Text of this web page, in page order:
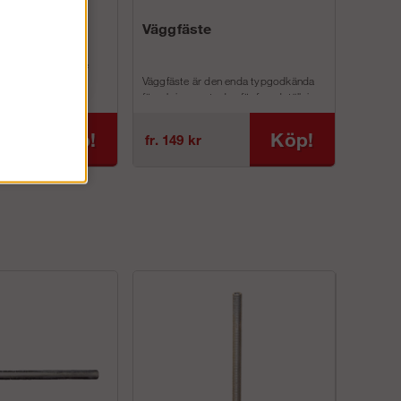
montage
vi numera använ...
Köp!
Väggfäste
Väggfäste är den enda typgodkända
förankringsmetoden för fasadställning.
Fästes i vägg med vägg&...
fr. 149 kr Köp!